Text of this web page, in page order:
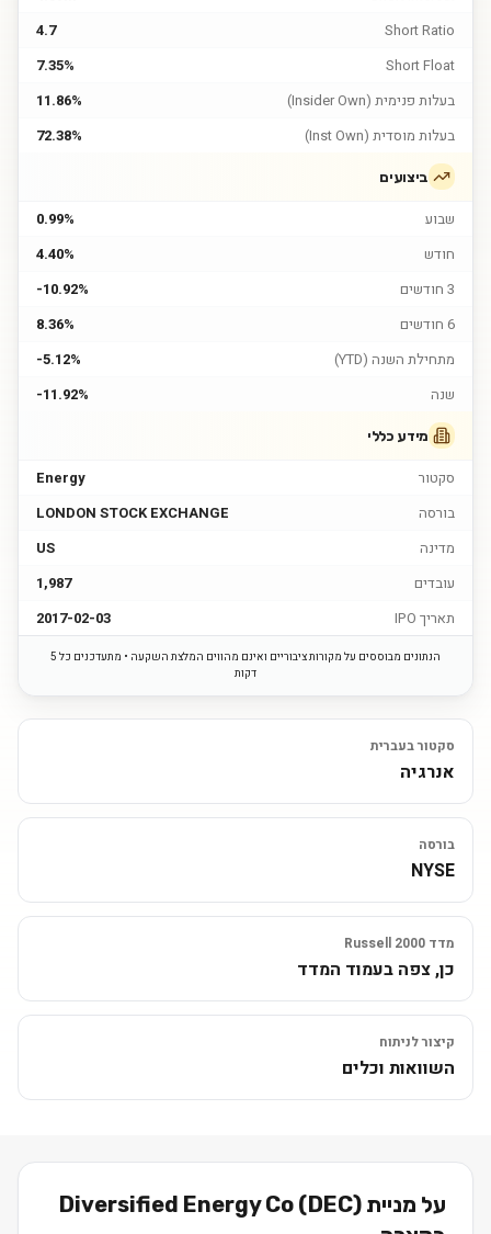
Short Ratio
4.7
Short Float
7.35%
בעלות פנימית (Insider Own)
11.86%
בעלות מוסדית (Inst Own)
72.38%
ביצועים
שבוע
0.99%
חודש
4.40%
3 חודשים
-10.92%
6 חודשים
8.36%
מתחילת השנה (YTD)
-5.12%
שנה
-11.92%
מידע כללי
סקטור
Energy
בורסה
LONDON STOCK EXCHANGE
מדינה
US
עובדים
1,987
תאריך IPO
2017-02-03
הנתונים מבוססים על מקורות ציבוריים ואינם מהווים המלצת השקעה • מתעדכנים כל 5
דקות
סקטור בעברית
אנרגיה
בורסה
NYSE
מדד Russell 2000
כן, צפה בעמוד המדד
קיצור לניתוח
השוואות וכלים
על מניית Diversified Energy Co (DEC)